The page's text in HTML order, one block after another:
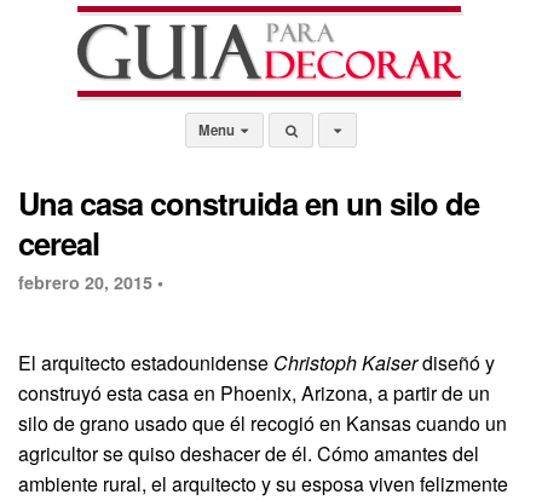
Menu
Una casa construida en un silo de
cereal
febrero 20, 2015 •
El arquitecto estadounidense Christoph Kaiserdiseñó y
construyó esta casa en Phoenix, Arizona, a partir de un
silo de grano usado que él recogió en Kansas cuando un
agricultor se quiso deshacer de él. Cómo amantes del
ambiente rural, el arquitecto y su esposa viven felizmente